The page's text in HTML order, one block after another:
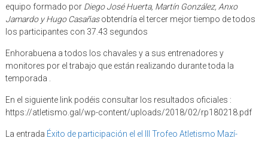
equipo formado por Diego José Huerta, Martín González, Anxo
Jamardo y Hugo Casañasobtendría el tercer mejor tiempo de todos
los participantes con 37.43 segundos
Enhorabuena a todos los chavales y a sus entrenadores y
monitores por el trabajo que están realizando durante toda la
temporada .
En el siguiente link podéis consultar los resultados oficiales :
https://atletismo.gal/wp-content/uploads/2018/02/rp180218.pdf
La entrada Éxito de participación el el III Trofeo Atletismo Mazí-